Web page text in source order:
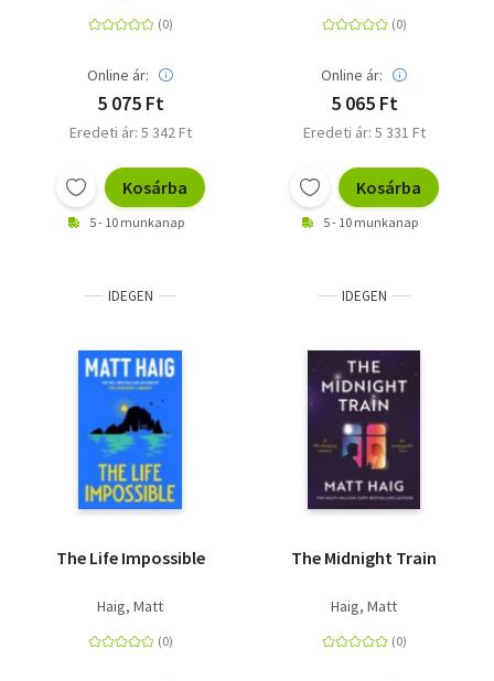
Mitternachtsbibliothek'
Online ár:
5 075 Ft
Eredeti ár: 5 342 Ft
Kosárba
5 - 10 munkanap
SPIEGEL-Bestsellers
Mitternachtsbibliothek'
Online ár:
5 065 Ft
Eredeti ár: 5 331 Ft
Kosárba
5 - 10 munkanap
IDEGEN
The Life Impossible
Haig, Matt
IDEGEN
The Midnight Train
Haig, Matt